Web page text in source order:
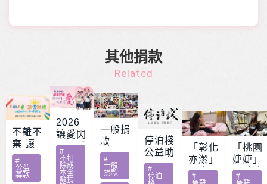
其他捐款
Related
不離不
棄 讓
愛繼續
– 急難
家庭扶
#
公益
募款
2026
讓愛閃
耀 – 公
益服務
方案補
助專案
#
不扣
除成
本全
數捐
一般捐
款
#
一般
捐款
停泊棧
公益助
印
#
停泊
「彰化
亦潔」
男童骨
#
「桃園
婕婕」
20歲女
#